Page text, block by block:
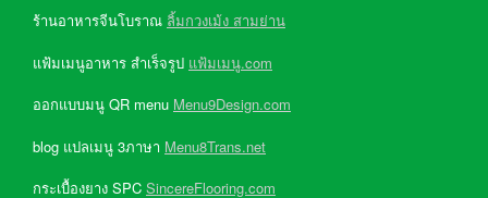
ร้านอาหารจีนโบราณ ลิ้มกวงเม้ง สามย่าน
แฟ้มเมนูอาหาร สำเร็จรูป แฟ้มเมนู.com
ออกแบบมนู QR menu Menu9Design.com
blog แปลเมนู 3ภาษา Menu8Trans.net
กระเบื้องยาง SPC SincereFlooring.com